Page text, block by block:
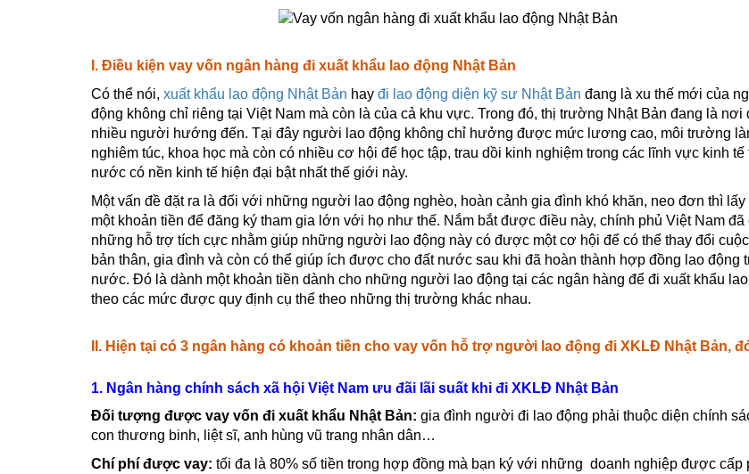
I. Điều kiện vay vốn ngân hàng đi xuất khẩu lao động Nhật Bản
Có thể nói, xuất khẩu lao động Nhật Bản hay đi lao động diện kỹ sư Nhật Bản đang là xu thế mới của
động không chỉ riêng tại Việt Nam mà còn là của cả khu vực. Trong đó, thị trường Nhật Bản đang là nơi
nhiều người hướng đến. Tại đây người lao động không chỉ hưởng được mức lương cao, môi trường
nghiêm túc, khoa học mà còn có nhiều cơ hội để học tập, trau dồi kinh nghiệm trong các lĩnh vực kinh tế
nước có nền kinh tế hiện đại bật nhất thế giới này.
Một vấn đề đặt ra là đối với những người lao động nghèo, hoàn cảnh gia đình khó khăn, neo đơn thì lấy
một khoản tiền để đăng ký tham gia lớn với họ như thế. Nắm bắt được điều này, chính phủ Việt Nam đã
những hỗ trợ tích cực nhằm giúp những người lao động này có được một cơ hội để có thể thay đổi
bản thân, gia đình và còn có thể giúp ích được cho đất nước sau khi đã hoàn thành hợp đồng lao động
nước. Đó là dành một khoản tiền dành cho những người lao động tại các ngân hàng để đi xuất khẩu
theo các mức được quy định cụ thể theo những thị trường khác nhau.
II. Hiện tại có 3 ngân hàng có khoản tiền cho vay vốn hỗ trợ người lao động đi XKLĐ Nhật Bản,
1. Ngân hàng chính sách xã hội Việt Nam ưu đãi lãi suất khi đi XKLĐ Nhật Bản
Đối tượng được vay vốn đi xuất khẩu Nhật Bản: gia đình người đi lao động phải thuộc diện chính
con thương binh, liệt sĩ, anh hùng vũ trang nhân dân…
Chí phí được vay: tối đa là 80% số tiền trong hợp đồng mà bạn ký với những doanh nghiệp được cấp